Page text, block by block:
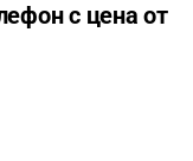
с цена от